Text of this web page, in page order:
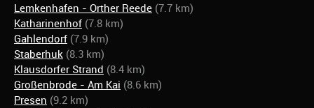
Lemkenhafen - Orther Reede (7.7 km)
Katharinenhof (7.8 km)
Gahlendorf (7.9 km)
Staberhuk (8.3 km)
Klausdorfer Strand (8.4 km)
Großenbrode - Am Kai (8.6 km)
Presen (9.2 km)